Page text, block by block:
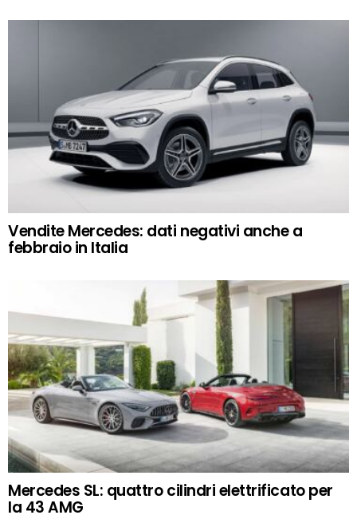
Vendite Mercedes: dati negativi anche a
febbraio in Italia
Mercedes SL: quattro cilindri elettrificato per
la 43 AMG